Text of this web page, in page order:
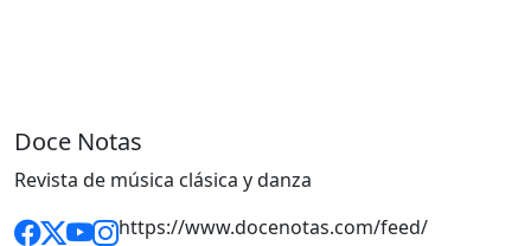
Doce Notas
Revista de música clásica y danza
https://www.docenotas.com/feed/